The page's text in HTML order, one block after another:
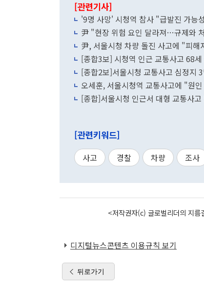
[관련기사]
'9명 사망' 시청역 참사 "급발진 가능
尹 "현장 위험 요인 달라져…규제와
尹, 서울시청 차량 돌진 사고에 "피해
[종합3보] 시청역 인근 교통사고 68
[종합2보]서울시청 교통사고 심정지
오세훈, 서울시청역 교통사고에 "원
[종합]서울시청 인근서 대형 교통사
[관련키워드]
사고 경찰 차량 조사
<저작권자(c) 글로벌리더의 지
디지털뉴스콘텐츠 이용규칙 보기
뒤로가기